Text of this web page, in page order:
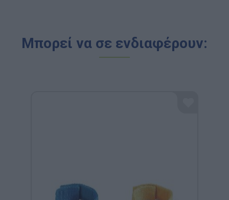
Μπορεί να σε ενδιαφέρουν: